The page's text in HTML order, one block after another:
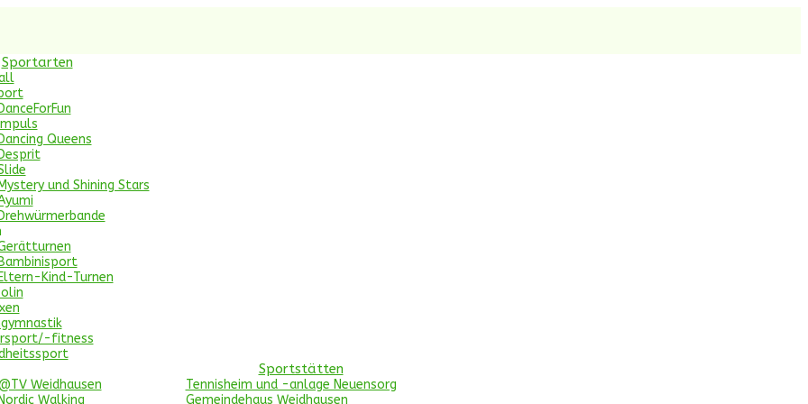
Sportarten
DanceForFun
Impuls
Dancing Queens
Desprit
Mystery und Shining Stars
Drehwürmerbande
Bambinisport
Eltern-Kind-Turnen
fitness
Weidhausen
Nordic Walking
Sportstätten
Tennisheim und -anlage Neuensorg
Gemeindehaus Weidhausen